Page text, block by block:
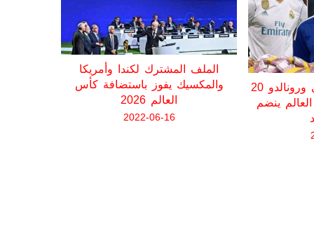
الملف المشترك لكندا وأمريكا
والمكسيك يفوز باستضافة كأس
العالم 2026
2022-06-16
ثروته تفوق ثروة ميسي ورونالدو 20
ينضم